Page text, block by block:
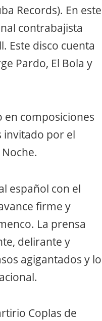
Records). En este
contrabajista
Este disco cuenta
Pardo, El Bola y
en composiciones
invitado por el
español con el
firme y
La prensa
delirante y
agigantados y lo
Coplas de